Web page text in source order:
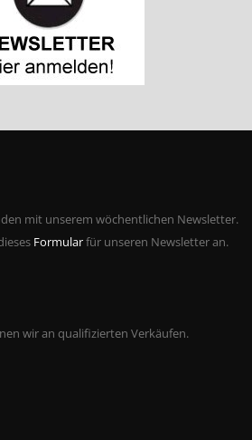
mit unserem wöchentlichen Newsletter.
Formularfür unseren Newsletter an.
wir an qualifizierten Verkäufen.